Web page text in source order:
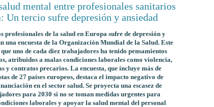
mental entre profesionales sanitarios
Un tercio sufre depresión y ansiedad
profesionales de la salud en Europa sufre de depresión y
una encuesta de la Organización Mundial de la Salud. Este
uno de cada diez trabajadores ha tenido pensamientos
atribuidos a malas condiciones laborales como violencia,
y contratos precarios. La encuesta, que incluye más de
de 27 países europeos, destaca el impacto negativo de
en el sector salud. Se proyecta una escasez de
para 2030 si no se toman medidas urgentes para
laborales y apoyar la salud mental del personal